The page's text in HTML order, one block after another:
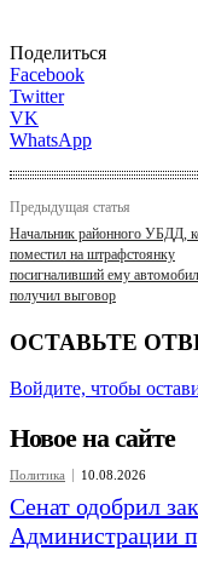
Поделиться
Facebook
Twitter
VK
WhatsApp
Предыдущая статья
Начальник районного УБДД,
поместил на штрафстоянку
посигналивший ему
получил выговор
ОСТАВЬТЕ
Войдите, чтобы
Новое на сайте
Политика 10.08.2026
Сенат одобрил
Администрации